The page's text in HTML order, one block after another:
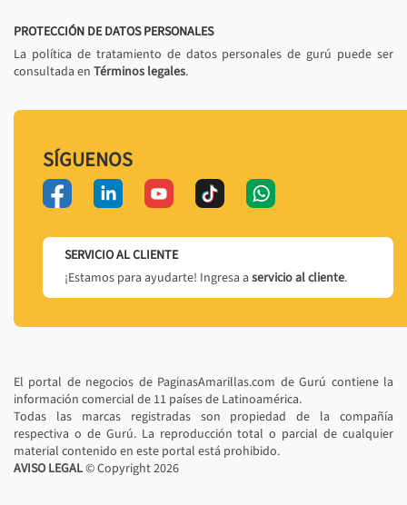
PROTECCIÓN DE DATOS PERSONALES
La política de tratamiento de datos personales de gurú puede ser
consultada en Términos legales.
SÍGUENOS
SERVICIO AL CLIENTE
¡Estamos para ayudarte! Ingresa a servicio al cliente.
El portal de negocios de PaginasAmarillas.com de Gurú contiene la
información comercial de 11 países de Latinoamérica.
Todas las marcas registradas son propiedad de la compañía
respectiva o de Gurú. La reproducción total o parcial de cualquier
material contenido en este portal está prohibido.
AVISO LEGAL© Copyright2026